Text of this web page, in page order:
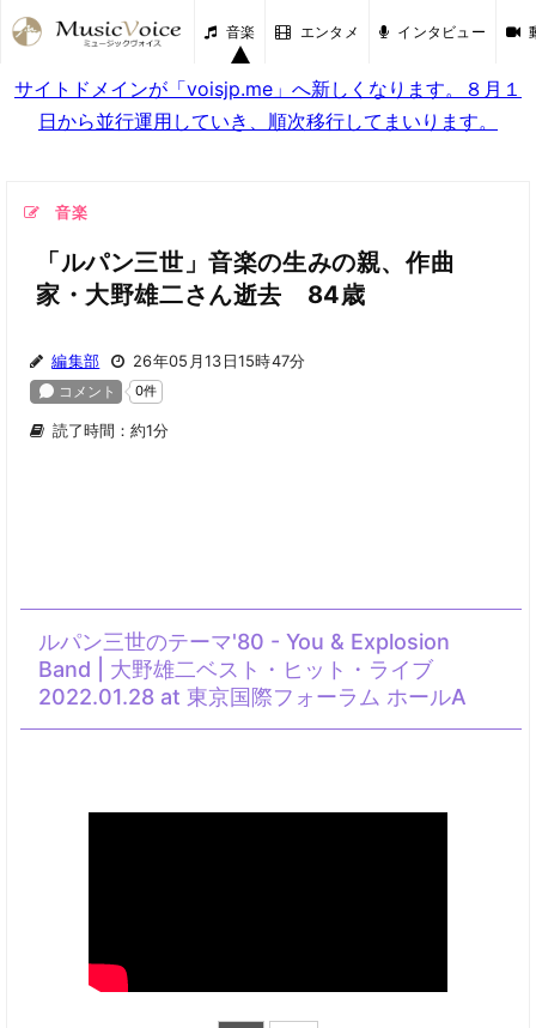
音楽 エンタメ インタビュー
サイトドメインが「voisjp.me」へ新しくなります。８月１
日から並行運用していき、順次移行してまいります。
音楽
「ルパン三世」音楽の生みの親、作曲
家・大野雄二さん逝去 84歳
編集部 26年05月13日15時47分
読了時間：約1分
ルパン三世のテーマ'80 - You & Explosion
Band | 大野雄二ベスト・ヒット・ライブ
2022.01.28 at 東京国際フォーラム ホールA